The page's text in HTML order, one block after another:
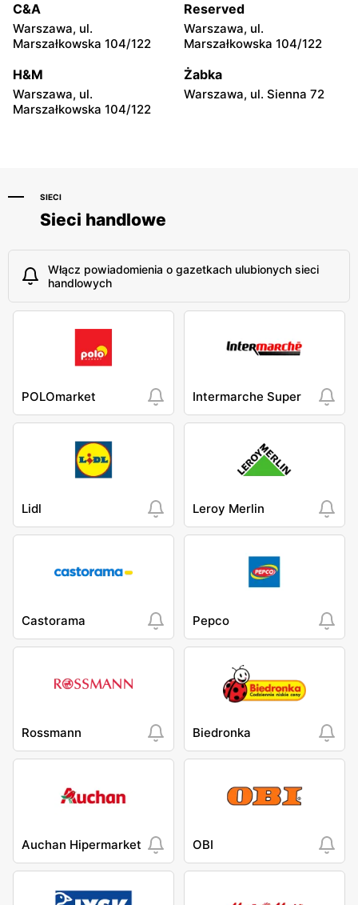
Dobre, ul. Gen. Jana
Skrzyneckiego 5p
Lucynów, ul. Szkolna 1
Rybienko Leśne, ul. Aleja
Wolności 24
Wyszków, ul. Pułtuska 133
C&A
Warszawa, ul.
Marszałkowska 104/122
Reserved
Warszawa, ul.
Marszałkowska 104/122
H&M
Warszawa, ul.
Marszałkowska 104/122
Żabka
Warszawa, ul. Sienna 72
SIECI
Sieci handlowe
Włącz powiadomienia o gazetkach ulubionych sieci
handlowych
POLOmarket Intermarche Super
Lidl Leroy Merlin
Castorama Pepco
Rossmann Biedronka
Auchan Hipermarket OBI